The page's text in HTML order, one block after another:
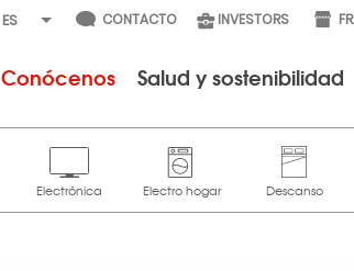
CONTACTO INVESTORS
Conócenos Salud y sostenibilidad